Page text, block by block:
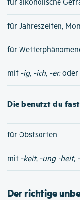
für alkoholische
für Jahreszeiten,
für
mit -ig, -ich, -en oder
Die benutzt du
für Obstsorten
mit -keit, -ung -heit,
Der richtige